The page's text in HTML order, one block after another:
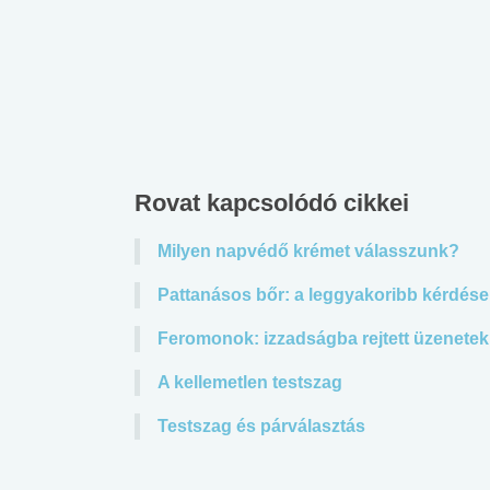
Rovat kapcsolódó cikkei
Milyen napvédő krémet válasszunk?
Pattanásos bőr: a leggyakoribb
Feromonok: izzadságba rejtett üzenetek
A kellemetlen testszag
Testszag és párválasztás